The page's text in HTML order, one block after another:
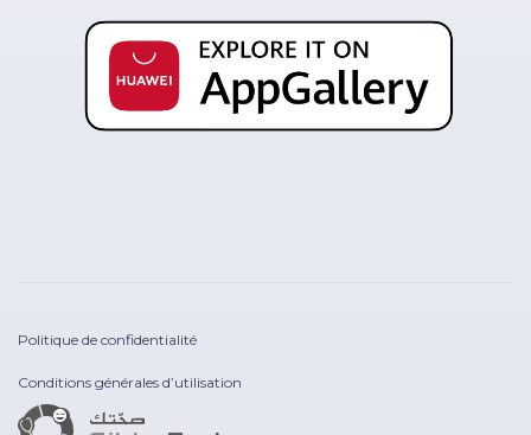
Politique de confidentialité
Conditions générales d’utilisation